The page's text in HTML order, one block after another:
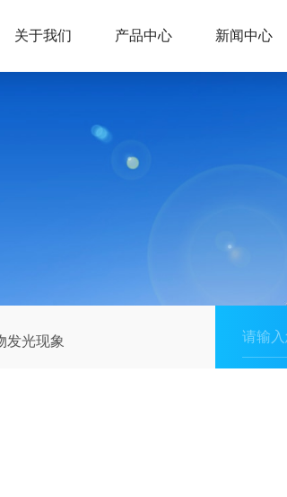
关于我们 产品中心 新闻中心
发光现象